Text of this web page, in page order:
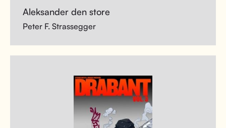
Aleksander den store
Peter F. Strassegger